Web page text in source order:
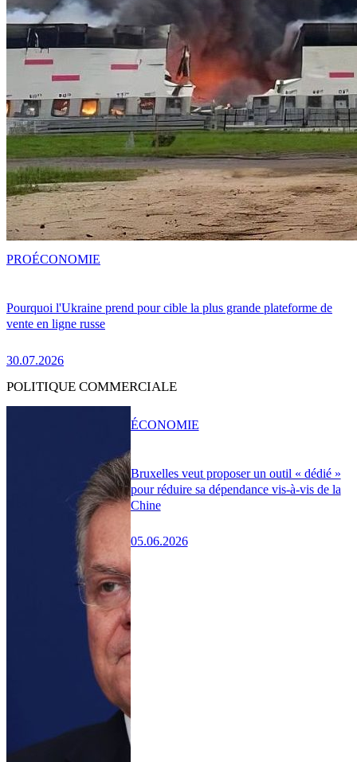
Pourquoi l'Ukraine prend pour cible la plus grande plateforme de
vente en ligne russe
30.07.2026
PROÉCONOMIE
POLITIQUE COMMERCIALE
Bruxelles veut proposer un outil « dédié »
pour réduire sa dépendance vis-à-vis de la
Chine
05.06.2026
ÉCONOMIE